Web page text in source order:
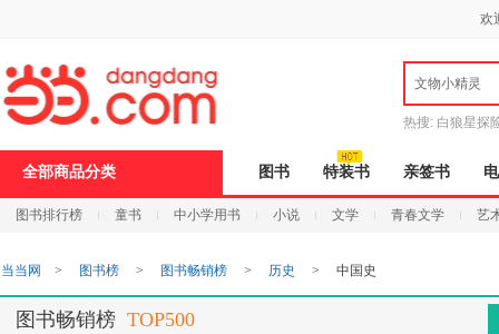
打
开
无
障
页
加
欢
文物小精灵
热搜: 白狼星探
全部商品分类 图书 特装书 亲签书
图书排行榜 童书 中小学用书 小说 文学 青春文学 艺
当当网 > 图书榜 > 图书畅销榜 > 历史 > 中国史
图书畅销榜 TOP500